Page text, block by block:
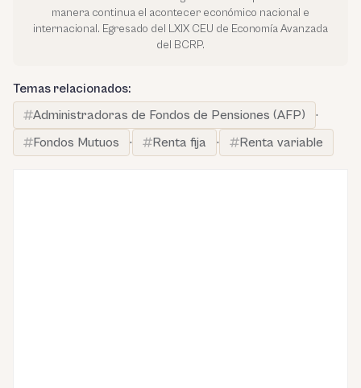
manera continua el acontecer económico nacional e
internacional. Egresado del LXIX CEU de Economía Avanzada
del BCRP.
Temas relacionados:
Administradoras de Fondos de Pensiones (AFP)
·
Fondos Mutuos
· Renta fija · Renta variable